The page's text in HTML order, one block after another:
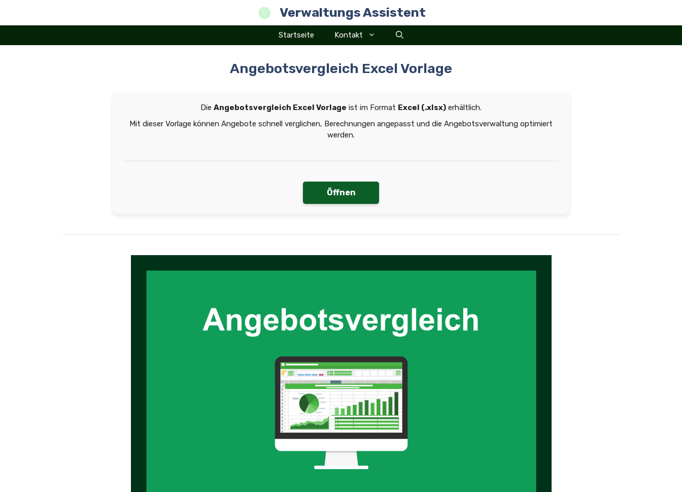
springen
Verwaltungs Assistent
Startseite Kontakt
Angebotsvergleich Excel Vorlage
Die Angebotsvergleich Excel Vorlage ist im Format Excel (.xlsx) erhältlich.
Mit dieser Vorlage können Angebote schnell verglichen, Berechnungen angepasst und die Angebotsverwaltung optimiert
werden.
Öffnen